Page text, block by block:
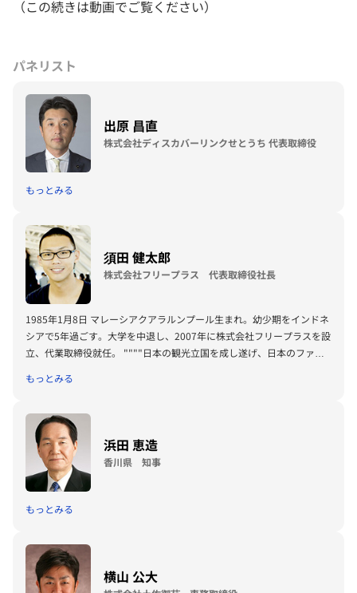
（この続きは動画でご覧ください）
パネリスト
出原 昌直
株式会社ディスカバーリンクせとうち 代表取締役
もっとみる
須田 健太郎
株式会社フリープラス 代表取締役社長
1985年1月8日 マレーシアクアラルンプール生まれ。幼少期をインドネ
シアで5年過ごす。大学を中退し、2007年に株式会社フリープラスを設
立、代業取締役就任。 """"日本の観光立国を成し遂げ、日本のファン
外で奮闘している。
もっとみる
浜田 恵造
香川県 知事
もっとみる
横山 公大